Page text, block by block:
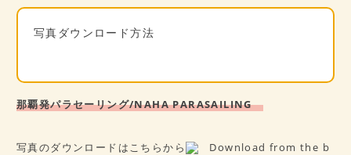
写真ダウンロード方法
那覇発パラセーリング/NAHA PARASAILING
写真のダウンロードはこちらから
Download from the b